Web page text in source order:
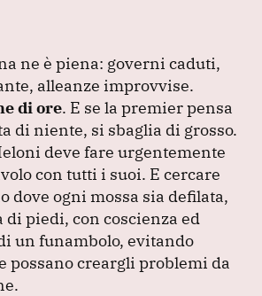
ne è piena: governi caduti,
alleanze improvvise.
di ore. E se la premier pensa
di niente, si sbaglia di grosso.
deve fare urgentemente
con tutti i suoi. E cercare
dove ogni mossa sia defilata,
di piedi, con coscienza ed
un funambolo, evitando
possano creargli problemi da